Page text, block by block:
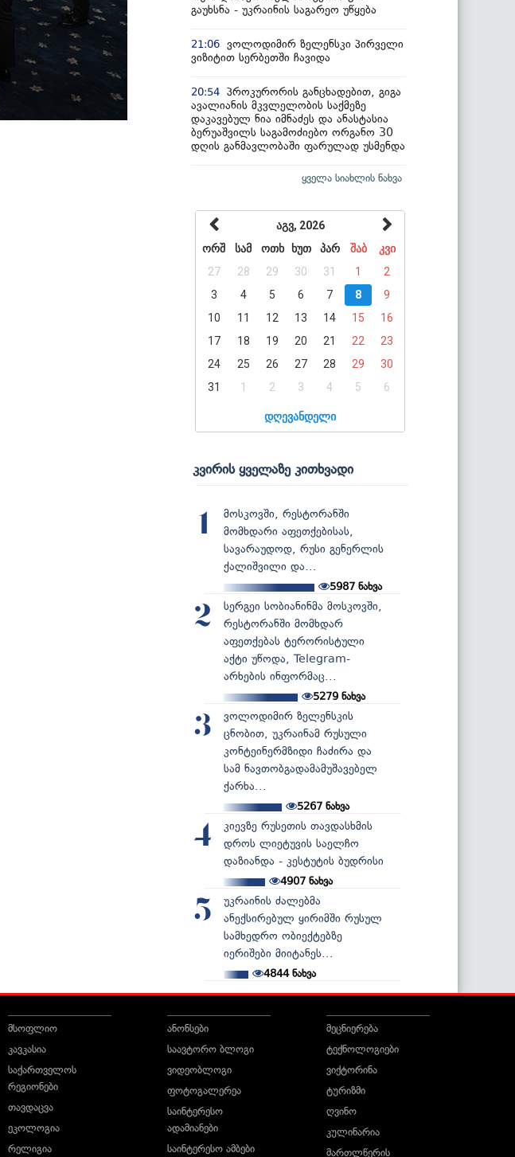
გაუხსნა - უკრაინის საგარეო უწყება
21:06 ვოლოდიმირ ზელენსკი პირველი
ვიზიტით სერბეთში ჩავიდა
20:54 პროკურორის განცხადებით, გიგა
ავალიანის მკვლელობის საქმეზე
დაკავებულ ნია იმნაძეს და ანასტასია
ბერუაშვილს საგამოძიებო ორგანო 30
დღის განმავლობაში ფარულად უსმენდა
ყველა სიახლის ნახვა
აგვ, 2026
ორშ
სამ ოთხ ხუთ პარ შაბ
კვი
27
28 29 30 31 1
2
3
4 5 6 7 8
9
10
11 12 13 14 15
16
17
18 19 20 21 22
23
24
25 26 27 28 29
30
31
1 2 3 4 5 6
დღევანდელი
კვირის ყველაზე კითხვადი
1
მოსკოვში, რესტორანში
მომხდარი აფეთქებისას,
სავარაუდოდ, რუსი გენერლის
ქალიშვილი და...
5987 ნახვა
2
სერგეი სობიანინმა მოსკოვში,
რესტორანში მომხდარ
აფეთქებას ტერორისტული
აქტი უწოდა, Telegram-
არხების ინფორმაც...
5279 ნახვა
3
ვოლოდიმირ ზელენსკის
ცნობით, უკრაინამ რუსული
კონტეინერმზიდი ჩაძირა და
სამ ნავთობგადამამუშავებელ
ქარხა...
5267ნახვა
4
კიევზე რუსეთის თავდასხმის
დროს ლიეტუვის საელჩო
დაზიანდა - კესტუტის ბუდრისი
4907ნახვა
5
უკრაინის ძალებმა
ანექსირებულ ყირიმში რუსულ
სამხედრო ობიექტებზე
იერიშები მიიტანეს...
4844ნახვა
მსოფლიო
კავკასია
საქართველოს
რეგიონები
თავდაცვა
ეკოლოგია
რელიგია
ანონსები
საავტორო ბლოგი
ვიდეობლოგი
ფოტოგალერეა
საინტერესო
ადამიანები
საინტერესო ამბები
მეცნიერება
ტექნოლოგიები
ვიქტორინა
ტურიზმი
ღვინო
კულინარია
მართლწერის